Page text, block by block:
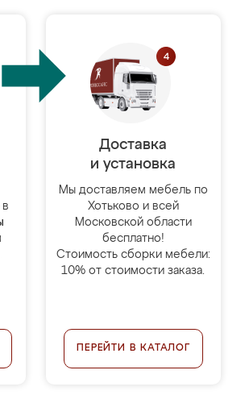
Доставка
и установка
Мы доставляем мебель по
Хотьково и всей
Московской области
бесплатно!
Стоимость сборки мебели:
10% от стоимости заказа.
ПЕРЕЙТИ В КАТАЛОГ